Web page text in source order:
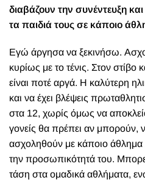
διαβάζουν την συνέντευξη
τα παιδιά τους σε κάποιο
Εγώ άργησα να ξεκινήσω.
κυρίως με το τένις. Στον στίβο
είναι ποτέ αργά. Η καλύτερη
και να έχει βλέψεις
στα 12, χωρίς όμως να
γονείς θα πρέπει αν μπορούν,
ασχοληθούν με κάποιο άθλημα
την προσωπικότητά του.
τάση στα ομαδικά αθλήματα,